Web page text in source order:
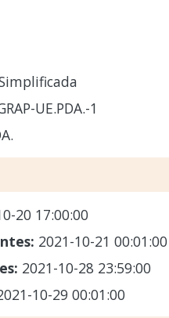
UE.PDA.-1
20 17:00:00
2021-10-21 00:01:00
2021-10-28 23:59:00
10-29 00:01:00